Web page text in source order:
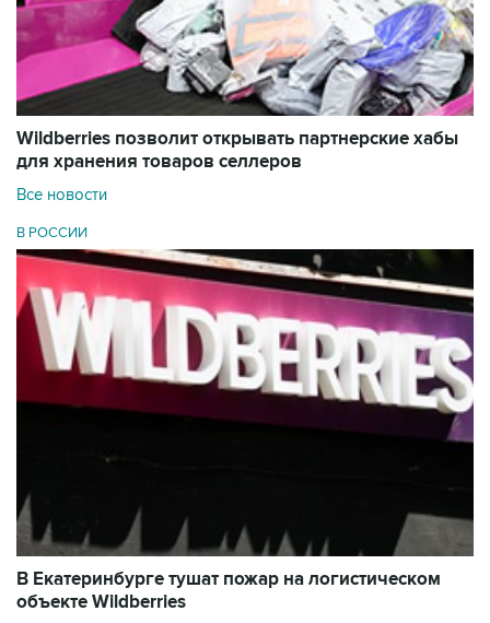
Wildberries позволит открывать партнерские хабы
для хранения товаров селлеров
Все новости
В РОССИИ
В Екатеринбурге тушат пожар на логистическом
объекте Wildberries